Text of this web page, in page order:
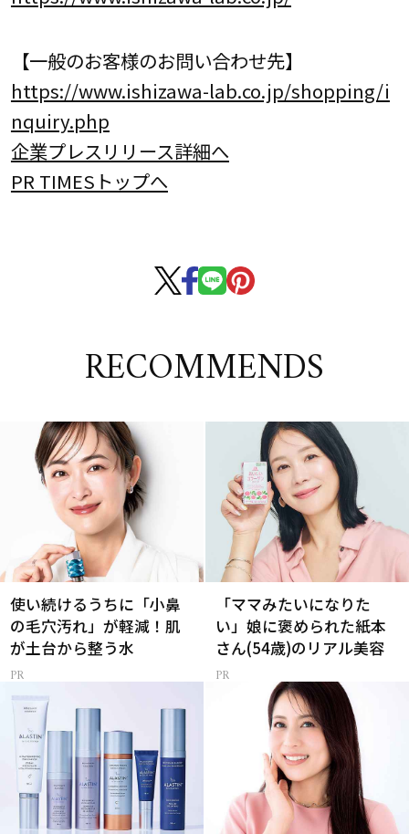
【一般のお客様のお問い合わせ先】
https://www.ishizawa-lab.co.jp/shopping/i
nquiry.php
企業プレスリリース詳細へ
PR TIMESトップへ
RECOMMENDS
使い続けるうちに「小鼻
の毛穴汚れ」が軽減！肌
が土台から整う水
「ママみたいになりた
い」娘に褒められた紙本
さん(54歳)のリアル美容